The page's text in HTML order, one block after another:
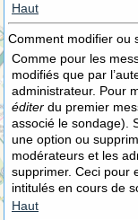
Haut
Comment modifier ou
Comme pour les
modifiés que par
administrateur. Pour
éditer du premier
associé le sondage).
une option ou
modérateurs et les
supprimer. Ceci pour
intitulés en cours de
Haut